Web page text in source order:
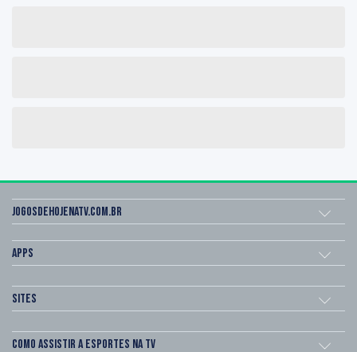
Jogosdehojenatv.com.br
Apps
Sites
Como assistir a esportes na TV